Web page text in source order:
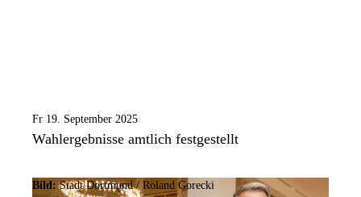
Fr 19. September 2025
Wahlergebnisse amtlich festgestellt
Bild: Stadt Dortmund / Roland Gorecki